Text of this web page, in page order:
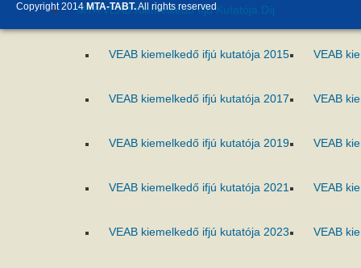
MTA VEAB Kiemelkedő Ifjú Kutatója Díj
VEAB kiemelkedő ifjú kutatója 2015 VEAB
VEAB kiemelkedő ifjú kutatója 2017 VEAB
VEAB kiemelkedő ifjú kutatója 2019 VEAB
VEAB kiemelkedő ifjú kutatója 2021 VEAB
VEAB kiemelkedő ifjú kutatója 2023 VEAB
Copyright 2014 MTA-TABT.All rights reserved